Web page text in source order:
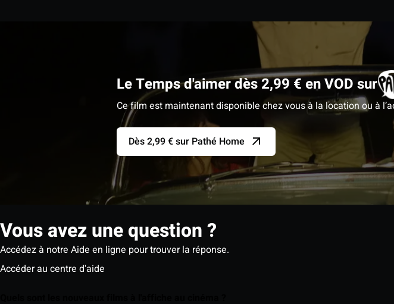
Le Temps d'aimer dès 2,99 € en VOD sur
Ce film est maintenant disponible chez vous à la location ou à
Dès 2,99 € sur Pathé Home
Vous avez une question ?
Accédez à notre Aide en ligne pour trouver la réponse.
Accéder au centre d'aide